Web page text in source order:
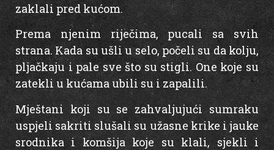
zaklali pred kućom.
Prema njenim riječima, pucali sa svih
strana. Kada su ušli u selo, počeli su da kolju,
pljačkaju i pale sve što su stigli. One koje su
zatekli u kućama ubili su i zapalili.
Mještani koji su se zahvaljujući sumraku
uspjeli sakriti slušali su užasne krike i jauke
srodnika i komšija koje su klali, sjekli i